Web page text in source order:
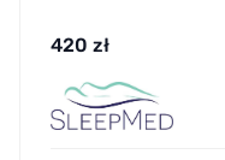
420 zł